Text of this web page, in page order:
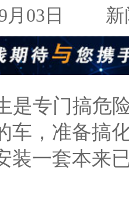
月03日 新
是专门搞危
车，准备搞
装一套本来